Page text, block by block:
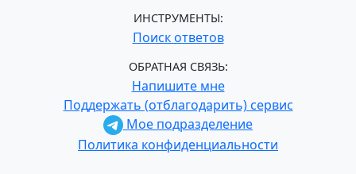
ИНСТРУМЕНТЫ:
Поиск ответов
ОБРАТНАЯ СВЯЗЬ:
Напишите мне
Поддержать (отблагодарить) сервис
Мое подразделение
Политика конфиденциальности